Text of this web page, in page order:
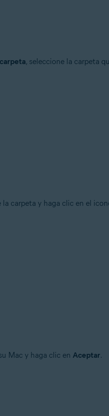
, seleccione la carpeta
carpeta y haga clic en el
Mac y haga clic en Aceptar.